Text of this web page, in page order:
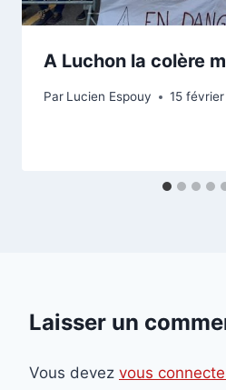
A Luchon la colère
Par Lucien Espouy 15
Laisser un
Vous devez vous